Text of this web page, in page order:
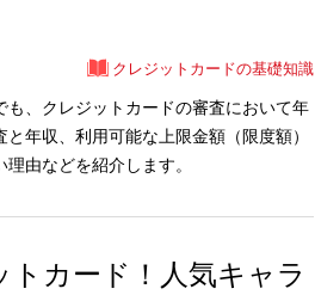
クレジットカードの基礎知識
、クレジットカードの審査において年
年収、利用可能な上限金額（限度額）
由などを紹介します。
カード！人気キャラ